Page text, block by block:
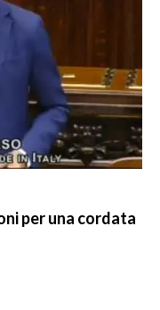
per una cordata